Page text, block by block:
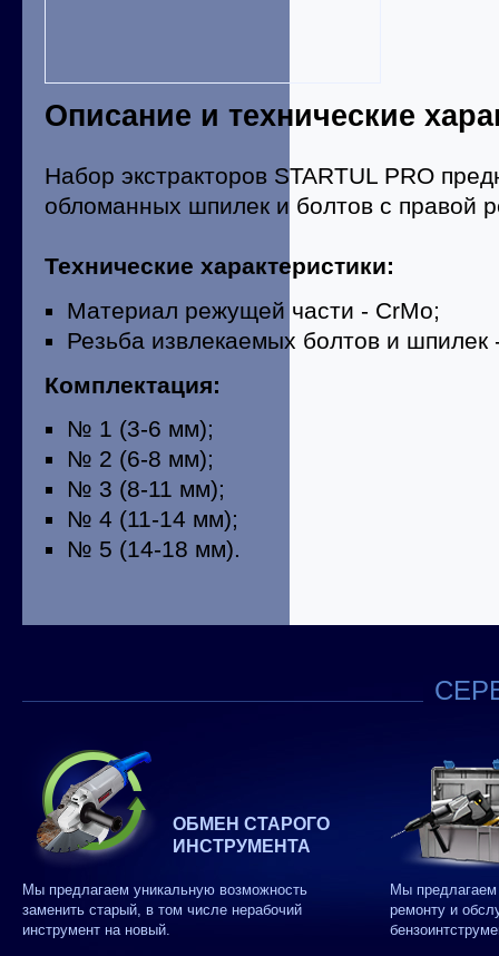
Описание и технические
Набор экстракторов STARTUL PRO
обломанных шпилек и болтов с правой
Технические характеристики:
Материал режущей части - CrMo;
Резьба извлекаемых болтов и
Комплектация:
№ 1 (3-6 мм);
№ 2 (6-8 мм);
№ 3 (8-11 мм);
№ 4 (11-14 мм);
№ 5 (14-18 мм).
ОБМЕН СТАРОГО
ИНСТРУМЕНТА
Мы предлагаем уникальную возможность
заменить старый, в том числе нерабочий
инструмент на новый.
Мы
ремонту и